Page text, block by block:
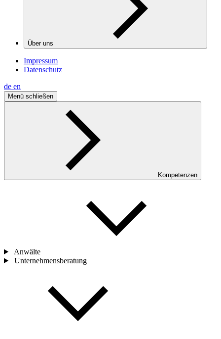
Über uns
Impressum
Datenschutz
de en
Menü schließen
Kompetenzen
Anwälte
Unternehmensberatung